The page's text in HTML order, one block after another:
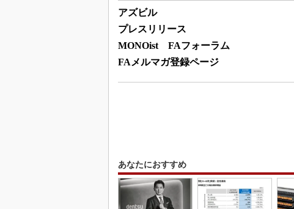
アズビル
プレスリリース
MONOist FAフォーラム
FAメルマガ登録ページ
あなたにおすすめ